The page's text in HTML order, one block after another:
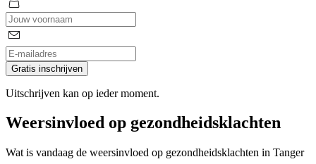
Gratis inschrijven
Uitschrijven kan op ieder moment.
Weersinvloed op gezondheidsklachten
Wat is vandaag de weersinvloed op gezondheidsklachten in Tanger